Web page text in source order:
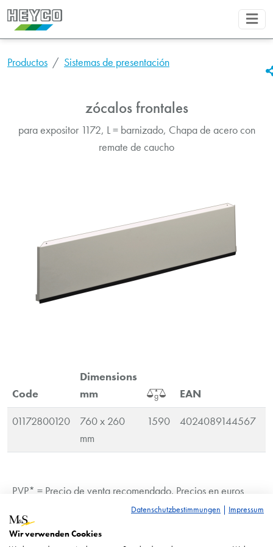
Productos Sistemas de presentación
zócalos frontales
para expositor 1172, L = barnizado, Chapa de acero con
remate de caucho
Code
Dimensions
mm
EAN
01172800120
760 x 260
mm
1590 4024089144567
PVP* = Precio de venta recomendado. Precios en euros
La imagen es similar. Sujetos a cambios técnicos.
Datenschutzbestimmungen | Impressum
Wir verwenden Cookies